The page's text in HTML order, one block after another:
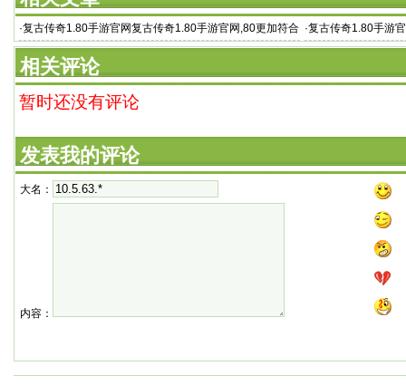
·复古传奇1.80手游官网复古传奇1.80手游官网,80更加符合
老版
·复古传奇1.80手游
三个
相关评论
暂时还没有评论
发表我的评论
大名：
内容：